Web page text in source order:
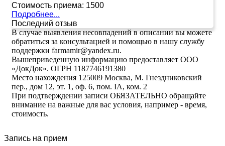
Стоимость приема: 1500
Подробнее...
Последний отзыв
В случае выявления несовпадений в описании вы можете
обратиться за консультацией и помощью в нашу службу
поддержки farmamir@yandex.ru.
Вышеприведенную информацию предоставляет ООО
«ДокДок». ОГРН 1187746191380
Место нахождения 125009 Москва, М. Гнездниковский
пер., дом 12, эт. 1, оф. 6, пом. IA, ком. 2
При подтверждении записи ОБЯЗАТЕЛЬНО обращайте
внимание на важные для вас условия, например - время,
стоимость.
Запись на прием